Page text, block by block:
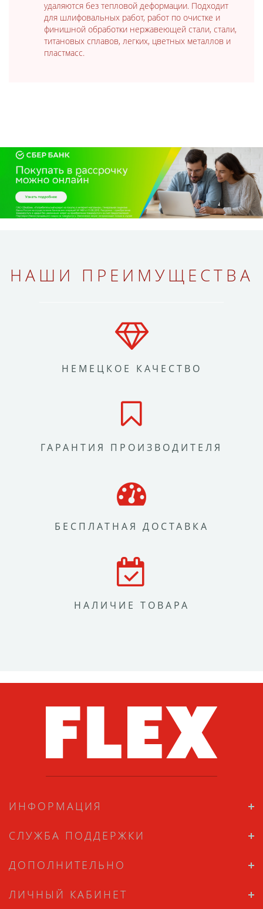
удаляются без тепловой деформации. Подходит
для шлифовальных работ, работ по очистке и
финишной обработки нержавеющей стали, стали,
титановых сплавов, легких, цветных металлов и
пластмасс.
НАШИ ПРЕИМУЩЕСТВА
НЕМЕЦКОЕ КАЧЕСТВО
ГАРАНТИЯ ПРОИЗВОДИТЕЛЯ
БЕСПЛАТНАЯ ДОСТАВКА
НАЛИЧИЕ ТОВАРА
ИНФОРМАЦИЯ
СЛУЖБА ПОДДЕРЖКИ
ДОПОЛНИТЕЛЬНО
ЛИЧНЫЙ КАБИНЕТ